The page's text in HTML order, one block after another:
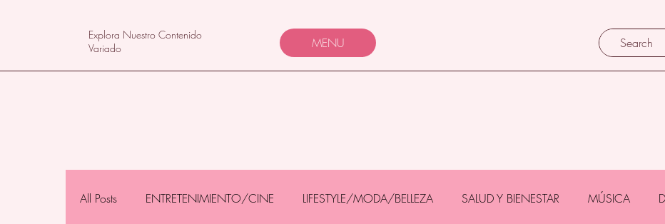
Explora Nuestro Contenido
Variado
MENU
All Posts ENTRETENIMIENTO/CINE LIFESTYLE/MODA/BELLEZA SALUD Y BIENESTAR MÚSICA